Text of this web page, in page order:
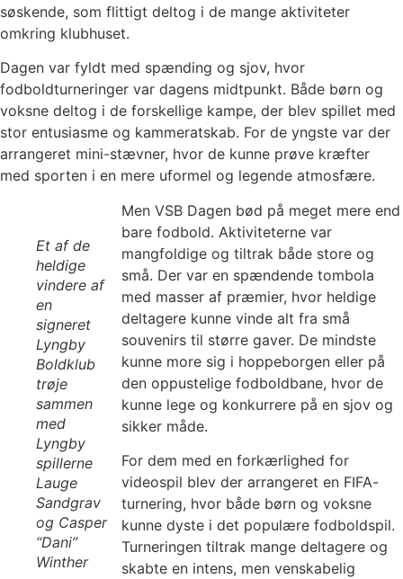
søskende, som flittigt deltog i de mange aktiviteter
omkring klubhuset.
Dagen var fyldt med spænding og sjov, hvor
fodboldturneringer var dagens midtpunkt. Både børn og
voksne deltog i de forskellige kampe, der blev spillet med
stor entusiasme og kammeratskab. For de yngste var der
arrangeret mini-stævner, hvor de kunne prøve kræfter
med sporten i en mere uformel og legende atmosfære.
Et af de
heldige
vindere af
en
signeret
Lyngby
Boldklub
trøje
sammen
med
Lyngby
spillerne
Lauge
Sandgrav
og Casper
“Dani”
Winther
Men VSB Dagen bød på meget mere end
bare fodbold. Aktiviteterne var
mangfoldige og tiltrak både store og
små. Der var en spændende tombola
med masser af præmier, hvor heldige
deltagere kunne vinde alt fra små
souvenirs til større gaver. De mindste
kunne more sig i hoppeborgen eller på
den oppustelige fodboldbane, hvor de
kunne lege og konkurrere på en sjov og
sikker måde.
For dem med en forkærlighed for
videospil blev der arrangeret en FIFA-
turnering, hvor både børn og voksne
kunne dyste i det populære fodboldspil.
Turneringen tiltrak mange deltagere og
skabte en intens, men venskabelig